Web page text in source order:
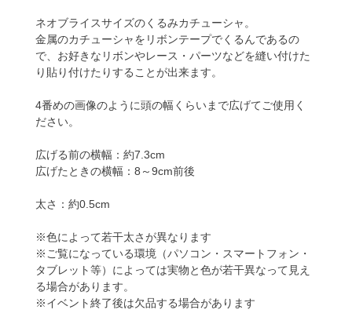
ネオブライスサイズのくるみカチューシャ。
金属のカチューシャをリボンテープでくるんであるの
で、お好きなリボンやレース・パーツなどを縫い付けた
り貼り付けたりすることが出来ます。
4番めの画像のように頭の幅くらいまで広げてご使用く
ださい。
広げる前の横幅：約7.3cm
広げたときの横幅：8～9cm前後
太さ：約0.5cm
※色によって若干太さが異なります
※ご覧になっている環境（パソコン・スマートフォン・
タブレット等）によっては実物と色が若干異なって見え
る場合があります。
※イベント終了後は欠品する場合があります